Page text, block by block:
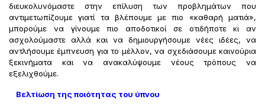
διευκολυνόμαστε στην επίλυση των προβλημάτων που
αντιμετωπίζουμε γιατί τα βλέπουμε με πιο «καθαρή ματιά»,
μπορούμε να γίνουμε πιο αποδοτικοί σε οτιδήποτε κι αν
ασχολούμαστε αλλά και να δημιουργήσουμε νέες ιδέες, να
αντλήσουμε έμπνευση για το μέλλον, να σχεδιάσουμε καινούρια
ξεκινήματα και να ανακαλύψουμε νέους τρόπους να
εξελιχθούμε.
Βελτίωση της ποιότητας του ύπνου